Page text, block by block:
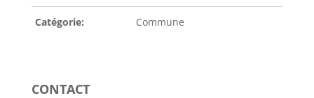
Catégorie: Commune
CONTACT